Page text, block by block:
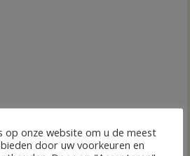
op onze website om u de meest
door uw voorkeuren en